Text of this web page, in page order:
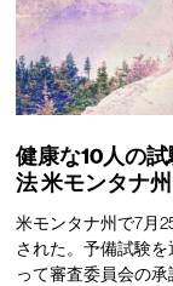
健康な10人の試
法米モンタナ
米モンタナ州で7月
された。予備試験
って審査委員会の